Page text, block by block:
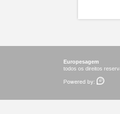
Europesagem
todos os direitos